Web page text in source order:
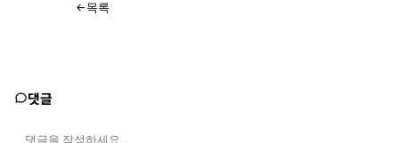
목록
댓글